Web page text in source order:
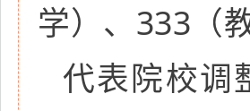
学）、333（
代表院校调